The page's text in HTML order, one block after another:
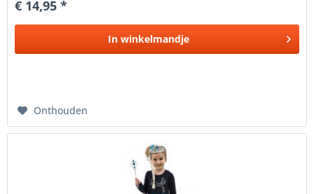
€ 14,95 *
In winkelmandje
Onthouden